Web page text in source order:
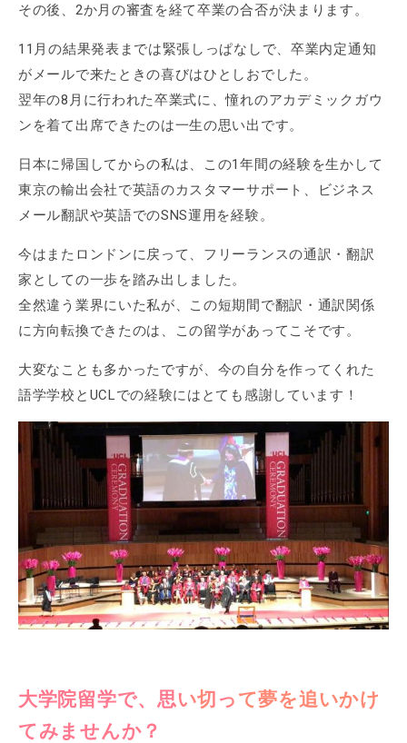
その後、2か月の審査を経て卒業の合否が決まります。
11月の結果発表までは緊張しっぱなしで、卒業内定通知
がメールで来たときの喜びはひとしおでした。
翌年の8月に行われた卒業式に、憧れのアカデミックガウ
ンを着て出席できたのは一生の思い出です。
日本に帰国してからの私は、この1年間の経験を生かして
東京の輸出会社で英語のカスタマーサポート、ビジネス
メール翻訳や英語でのSNS運用を経験。
今はまたロンドンに戻って、フリーランスの通訳・翻訳
家としての一歩を踏み出しました。
全然違う業界にいた私が、この短期間で翻訳・通訳関係
に方向転換できたのは、この留学があってこそです。
大変なことも多かったですが、今の自分を作ってくれた
語学学校とUCLでの経験にはとても感謝しています！
大学院留学で、思い切って夢を追いかけ
てみませんか？